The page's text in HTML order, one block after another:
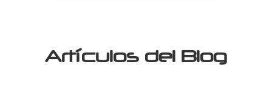
Artículos del Blog